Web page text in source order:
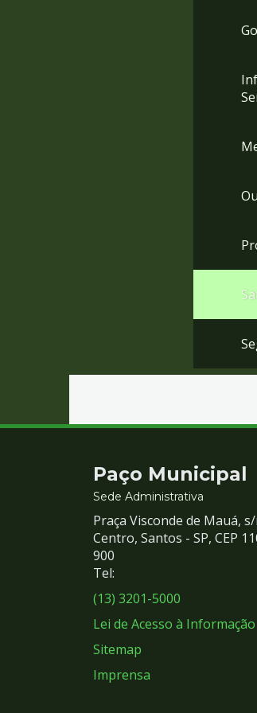
Contato
e
Redes
Sociais
Paço Municipal
Sede Administrativa
Praça Visconde de Mauá, s/
Centro, Santos - SP, CEP
900
Tel:
(13) 3201-5000
Lei de Acesso à Informação
Sitemap
Imprensa